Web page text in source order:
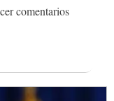
comentarios